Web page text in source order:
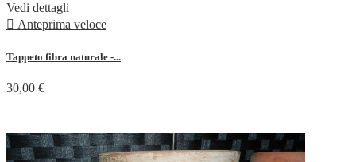
Vedi dettagli
 Anteprima veloce
Tappeto fibra naturale -...
30,00 €